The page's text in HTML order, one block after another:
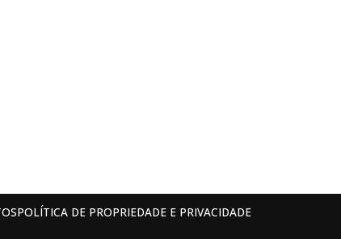
POLÍTICA DE PROPRIEDADE E PRIVACIDADE